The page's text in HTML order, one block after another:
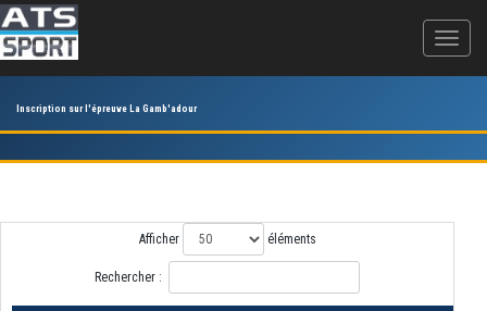
Inscription sur l'épreuve La Gamb'adour
Afficher éléments
Rechercher :